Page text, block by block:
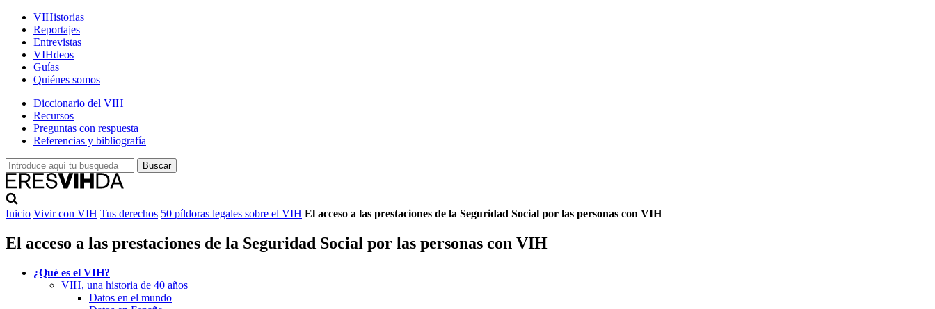
VIHistorias
Reportajes
Entrevistas
VIHdeos
Guías
Quiénes somos
Diccionario del VIH
Recursos
Preguntas con respuesta
Referencias y bibliografía
Inicio Vivir con VIH Tus derechos 50 píldoras legales sobre el VIH El acceso a las prestaciones de la Seguridad Social por las personas con VIH
El acceso a las prestaciones de la Seguridad Social por las personas con VIH
¿Qué es el VIH?
VIH, una historia de 40 años
Datos en el mundo